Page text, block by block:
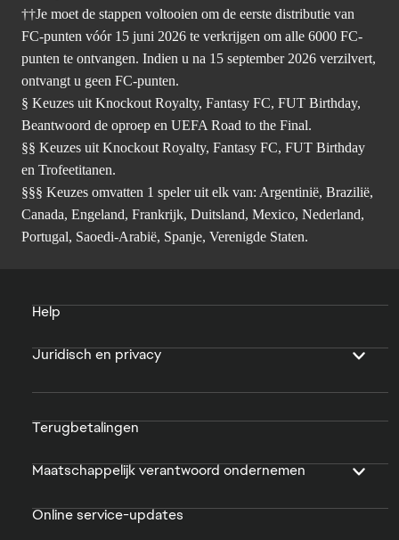
††Je moet de stappen voltooien om de eerste distributie van
FC-punten vóór 15 juni 2026 te verkrijgen om alle 6000 FC-
punten te ontvangen. Indien u na 15 september 2026 verzilvert,
ontvangt u geen FC-punten.
§ Keuzes uit Knockout Royalty, Fantasy FC, FUT Birthday,
Beantwoord de oproep en UEFA Road to the Final.
§§ Keuzes uit Knockout Royalty, Fantasy FC, FUT Birthday
en Trofeetitanen.
§§§ Keuzes omvatten 1 speler uit elk van: Argentinië, Brazilië,
Canada, Engeland, Frankrijk, Duitsland, Mexico, Nederland,
Portugal, Saoedi-Arabië, Spanje, Verenigde Staten.
Help
Juridisch en privacy
Terugbetalingen
Maatschappelijk verantwoord ondernemen
Online service-updates